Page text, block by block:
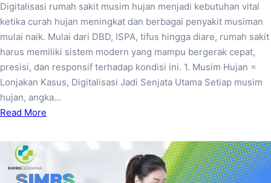
Digitalisasi rumah sakit musim hujan menjadi kebutuhan vital
ketika curah hujan meningkat dan berbagai penyakit musiman
mulai naik. Mulai dari DBD, ISPA, tifus hingga diare, rumah sakit
harus memiliki sistem modern yang mampu bergerak cepat,
presisi, dan responsif terhadap kondisi ini. 1. Musim Hujan =
Lonjakan Kasus, Digitalisasi Jadi Senjata Utama Setiap musim
hujan, angka…
Read More